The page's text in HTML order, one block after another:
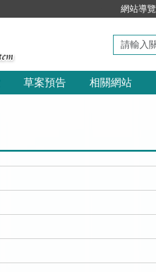
網站導覽
請
輸
入
關
鍵
草案預告 相關網站